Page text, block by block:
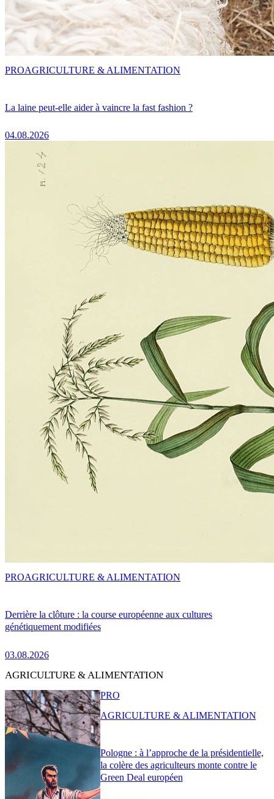
La laine peut-elle aider à vaincre la fast fashion ?
04.08.2026
PROAGRICULTURE & ALIMENTATION
Derrière la clôture : la course européenne aux cultures
génétiquement modifiées
03.08.2026
PROAGRICULTURE & ALIMENTATION
AGRICULTURE & ALIMENTATION
Pologne : à l’approche de la présidentielle,
la colère des agriculteurs monte contre le
Green Deal européen
PRO
AGRICULTURE & ALIMENTATION